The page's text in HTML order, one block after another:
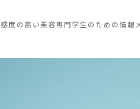
感度の高い美容専門学生のための情報